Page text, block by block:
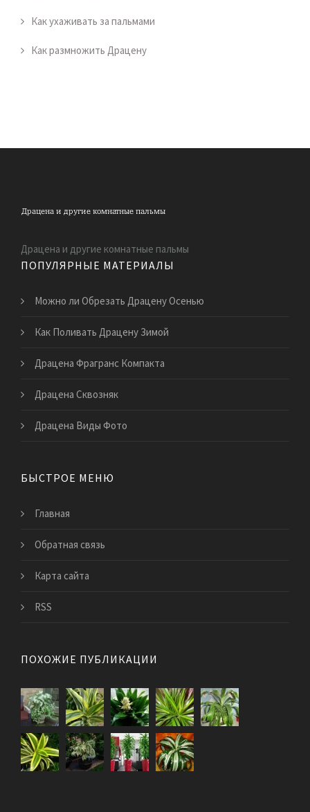
Как ухаживать за пальмами
Как размножить Драцену
Драцена и другие комнатные пальмы
ПОПУЛЯРНЫЕ МАТЕРИАЛЫ
Можно ли Обрезать Драцену Осенью
Как Поливать Драцену Зимой
Драцена Фрагранс Компакта
Драцена Сквозняк
Драцена Виды Фото
БЫСТРОЕ МЕНЮ
Главная
Обратная связь
Карта сайта
RSS
ПОХОЖИЕ ПУБЛИКАЦИИ